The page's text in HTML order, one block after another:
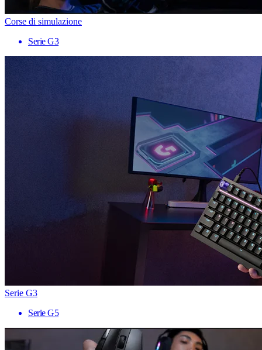
Corse di simulazione
Serie G3
Serie G3
Serie G5